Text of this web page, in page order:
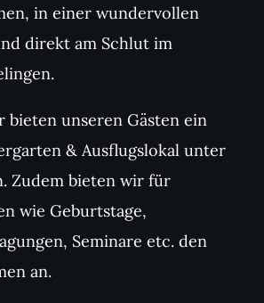
in einer wundervollen
direkt am Schlut im
bieten unseren Gästen ein
& Ausflugslokal unter
Zudem bieten wir für
wie Geburtstage,
Seminare etc. den
an.